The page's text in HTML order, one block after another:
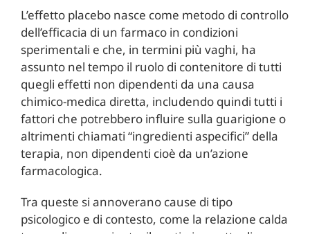
L’effetto placebo nasce come metodo di controllo
dell’efficacia di un farmaco in condizioni
sperimentali e che, in termini più vaghi, ha
assunto nel tempo il ruolo di contenitore di tutti
quegli effetti non dipendenti da una causa
chimico-medica diretta, includendo quindi tutti i
fattori che potrebbero influire sulla guarigione o
altrimenti chiamati “ingredienti aspecifici” della
terapia, non dipendenti cioè da un’azione
farmacologica.
Tra queste si annoverano cause di tipo
psicologico e di contesto, come la relazione calda